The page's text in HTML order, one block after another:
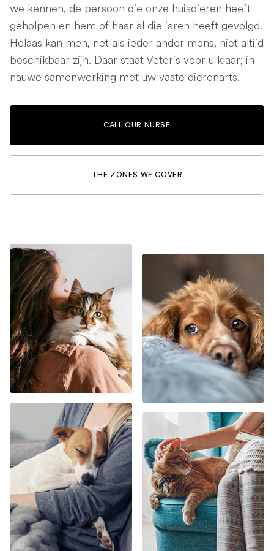
we kennen, de persoon die onze huisdieren heeft
geholpen en hem of haar al die jaren heeft gevolgd.
Helaas kan men, net als ieder ander mens, niet altijd
beschikbaar zijn. Daar staat Veteris voor u klaar; in
nauwe samenwerking met uw vaste dierenarts.
CALL OUR NURSE
THE ZONES WE COVER